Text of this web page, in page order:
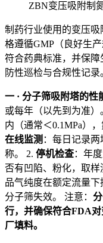
ZBN变压吸附制
制药行业使用的变压
格遵循GMP（良好生
符合药典标准，并保
防性巡检与合规性记录
一 · 分子筛吸附塔的性
或每年（以先到为准
内（通常＜0.1MPa）
在线监测 ：每日记录
称。 2. 停机检查：年
否有凹陷、粉化，取样
品气纯度在额定流量
分子筛失效。 注意：
行，并确保符合FDA
厂填料。